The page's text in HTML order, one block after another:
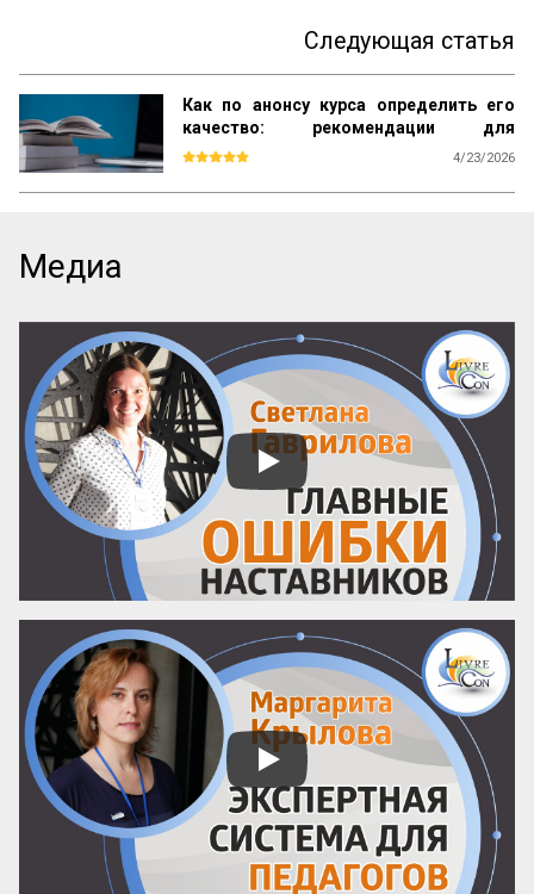
Следующая статья
Как по анонсу курса определить его
качество: рекомендации для
студентов
4/23/2026
слов и выбирать курсы с практической
пользой.
Почему можно доверять анонсу?
Содержание публичного объявления
почти всегда отражает суть самой
программы. Если организаторы вложили
силы в качественный курс, они
обязательно напишут об этом конкретно.
И наоборот: размытые фразы и
отсутствие деталей – верный ...
Медиа